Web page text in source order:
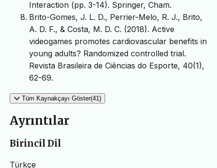
Interaction (pp. 3-14). Springer, Cham.
Brito-Gomes, J. L. D., Perrier-Melo, R. J., Brito,
A. D. F., & Costa, M. D. C. (2018). Active
videogames promotes cardiovascular benefits in
young adults? Randomized controlled trial.
Revista Brasileira de Ciências do Esporte, 40(1),
62-69.
Tüm Kaynakçayı Göster(41)
Ayrıntılar
Birincil Dil
Türkçe